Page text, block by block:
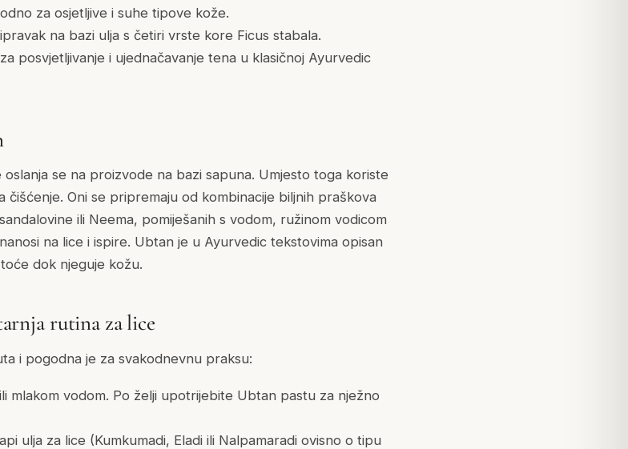
za osjetljive i suhe tipove kože.
na bazi ulja s četiri vrste kore Ficus stabala.
posvjetljivanje i ujednačavanje tena u klasičnoj Ayurvedic
se na proizvode na bazi sapuna. Umjesto toga koriste
čišćenje. Oni se pripremaju od kombinacije biljnih praškova
ili Neema, pomiješanih s vodom, ružinom vodicom
na lice i ispire. Ubtan je u Ayurvedic tekstovima opisan
dok njeguje kožu.
rutina za lice
i pogodna je za svakodnevnu praksu:
mlakom vodom. Po želji upotrijebite Ubtan pastu za nježno
ulja za lice (Kumkumadi, Eladi ili Nalpamaradi ovisno o tipu